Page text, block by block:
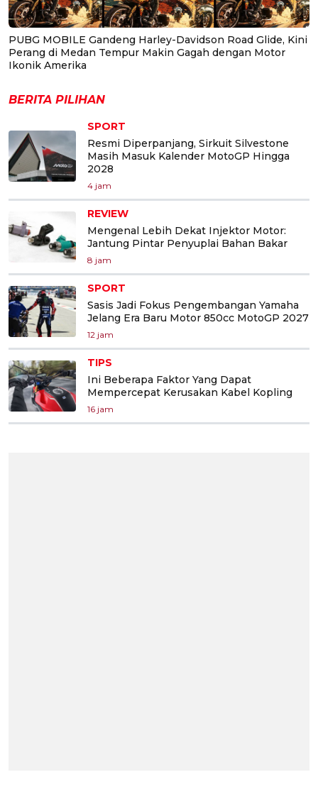
PUBG MOBILE Gandeng Harley-Davidson Road Glide, Kini
Perang di Medan Tempur Makin Gagah dengan Motor
Ikonik Amerika
BERITA PILIHAN
SPORT
Resmi Diperpanjang, Sirkuit Silvestone
Masih Masuk Kalender MotoGP Hingga
2028
4 jam
REVIEW
Mengenal Lebih Dekat Injektor Motor:
Jantung Pintar Penyuplai Bahan Bakar
8 jam
SPORT
Sasis Jadi Fokus Pengembangan Yamaha
Jelang Era Baru Motor 850cc MotoGP 2027
12 jam
TIPS
Ini Beberapa Faktor Yang Dapat
Mempercepat Kerusakan Kabel Kopling
16 jam